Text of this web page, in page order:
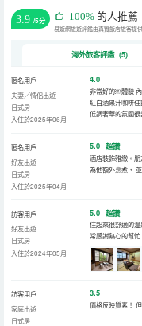
3.9 /5分 100% 的人推薦
海外旅客評鑑 (5)
匿名用戶
夫妻／情侶出遊
日式房
入住於2025年06月
4.0
非常好的￼體驗
紅白酒果汁咖啡
低調奢華的氛圍很
匿名用戶
好友出遊
日式房
入住於2025年04月
5.0 超讚
酒店裝飾雅緻。
為他額外烹煮，
訪客用戶
好友出遊
日式房
入住於2024年05月
5.0 超讚
住起來很舒適的
常感謝熱心的幫忙
訪客用戶
家庭出遊
日式房
3.5
價格反映質素！